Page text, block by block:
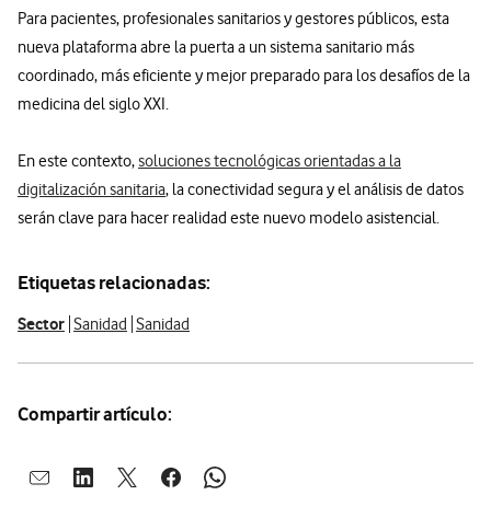
Para pacientes, profesionales sanitarios y gestores públicos, esta
nueva plataforma abre la puerta a un sistema sanitario más
coordinado, más eficiente y mejor preparado para los desafíos de la
medicina del siglo XXI.
En este contexto,soluciones tecnológicas orientadas a la
digitalización sanitaria, la conectividad segura y el análisis de datos
serán clave para hacer realidad este nuevo modelo asistencial.
Etiquetas relacionadas:
Sector Sanidad Sanidad
Compartir artículo:
Abrir ventana para compartir en mail
Abrir ventana para compartir en linkedin
Abrir ventana para compartir en twitter
Abrir ventana para compartir en facebook
Abrir ventana para compartir en